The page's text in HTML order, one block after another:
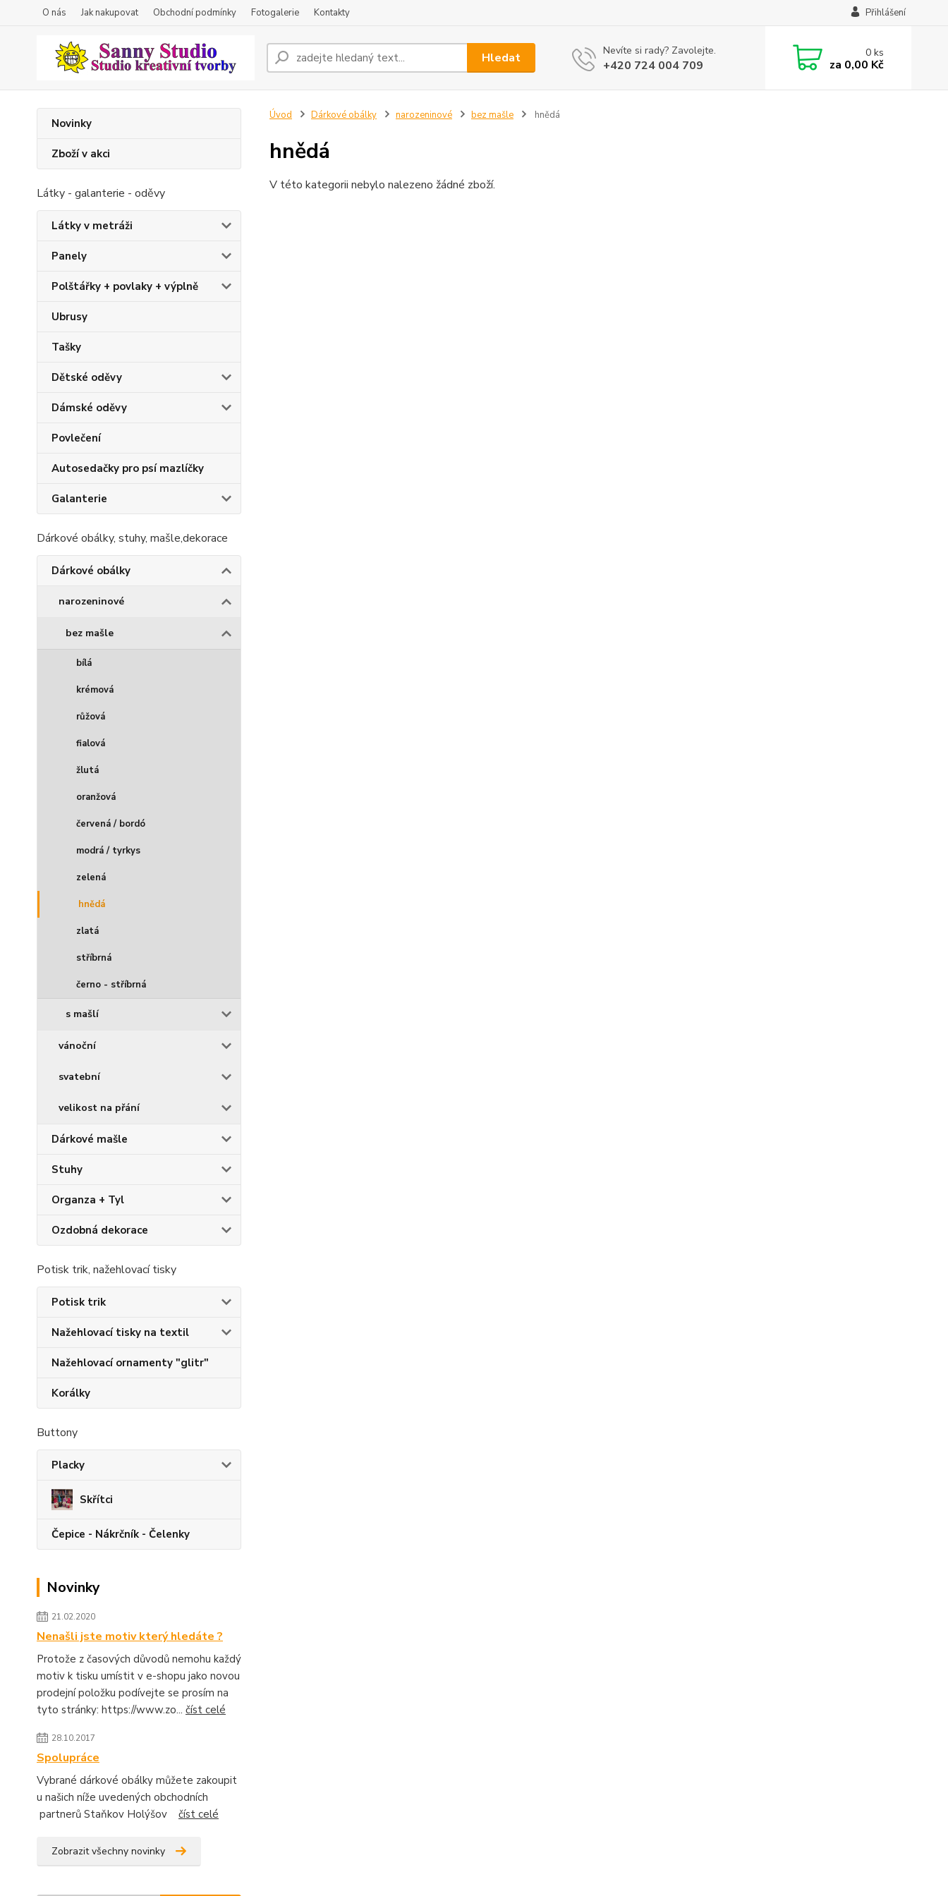
O nás Jak nakupovat Obchodní podmínky Fotogalerie Kontakty Přihlášení
Hledat Nevíte si rady? Zavolejte.
+420 724 004 709
0ks
za 0,00 Kč
Novinky
Zboží v akci
Látky - galanterie - oděvy
Látky v metráži
Panely
Polštářky + povlaky + výplně
Ubrusy
Tašky
Dětské oděvy
Dámské oděvy
Povlečení
Autosedačky pro psí mazlíčky
Galanterie
Dárkové obálky, stuhy, mašle,dekorace
Dárkové obálky
narozeninové
bez mašle
bílá
krémová
růžová
fialová
žlutá
oranžová
červená / bordó
modrá / tyrkys
zelená
hnědá
zlatá
stříbrná
černo - stříbrná
s mašlí
vánoční
svatební
velikost na přání
Dárkové mašle
Stuhy
Organza + Tyl
Ozdobná dekorace
Potisk trik, nažehlovací tisky
Potisk trik
Nažehlovací tisky na textil
Nažehlovací ornamenty "glitr"
Korálky
Buttony
Placky
Skřítci
Čepice - Nákrčník - Čelenky
Novinky
21.02.2020
Nenašli jste motiv který hledáte ?
Protože z časových důvodů nemohu každý
motiv k tisku umístit v e-shopu jako novou
prodejní položku podívejte se prosím na
tyto stránky: https://www.zo... číst celé
28.10.2017
Spolupráce
Vybrané dárkové obálky můžete zakoupit
u našich níže uvedených obchodních
partnerů Staňkov Holýšov číst celé
Zobrazit všechny novinky
Úvod Dárkové obálky narozeninové bez mašle hnědá
hnědá
V této kategorii nebylo nalezeno žádné zboží.